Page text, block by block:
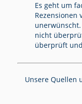
Es geht um
Rezensionen
nicht
überprüft
Unsere Quellen